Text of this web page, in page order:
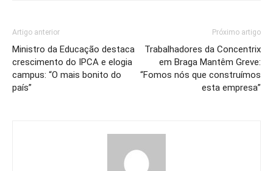
Artigo anterior
Ministro da Educação destaca
crescimento do IPCA e elogia
campus: “O mais bonito do
país”
Próximo artigo
Trabalhadores da Concentrix
em Braga Mantêm Greve:
“Fomos nós que construímos
esta empresa”